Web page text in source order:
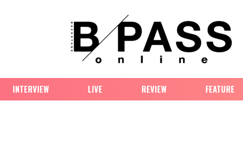
INTERVIEW LIVE REVIEW FEATURE